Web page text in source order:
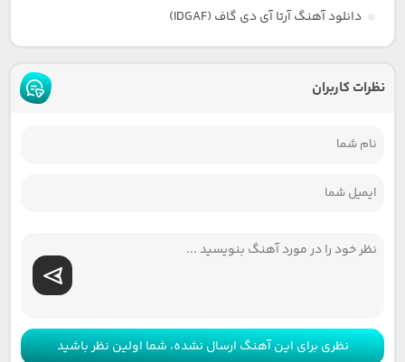
دانلود آهنگ آرتا آی دی گاف (IDGAF)
نظرات کاربران
نظری برای این آهنگ ارسال نشده، شما اولین نظر باشید